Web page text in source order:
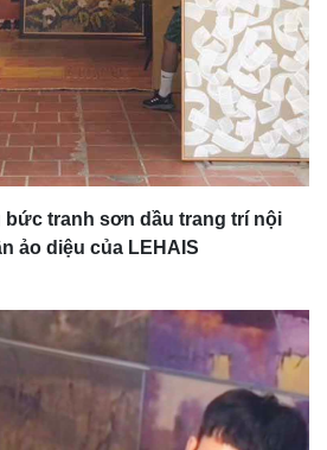
tranh sơn dầu trang trí nội
ảo diệu của LEHAIS